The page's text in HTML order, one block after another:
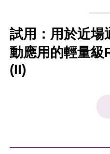
項目夥伴
活動及消息
試用：用於近場
動應用的輕量級
(II)